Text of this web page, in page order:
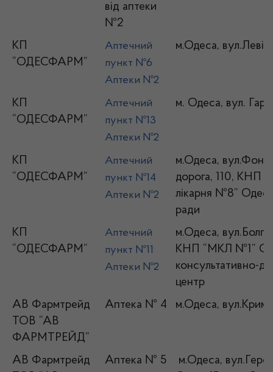
від аптеки
№2
КП
“ОДЕСФАРМ”
Аптечний
пункт №6
Аптеки №2
м.Одеса,
КП
“ОДЕСФАРМ”
Аптечний
пункт №13
Аптеки №2
м. Одеса, вул.
КП
“ОДЕСФАРМ”
Аптечний
пункт №14
Аптеки №2
м.Одеса,
дорога, 110, КНП
лікарня №8”
ради
КП
“ОДЕСФАРМ”
Аптечний
пункт №11
Аптеки №2
м.Одеса,
КНП “МКЛ №1”
консультативно-
центр
АВ Фармтрейд
ТОВ “АВ
ФАРМТРЕЙД”
Аптека № 4 м.Одеса,
АВ Фармтрейд
Аптека № 5
м.Одеса,